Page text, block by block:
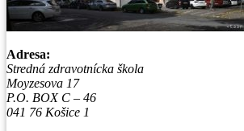
Adresa:
Stredná zdravotnícka škola
Moyzesova 17
P.O. BOX C – 46
041 76 Košice 1